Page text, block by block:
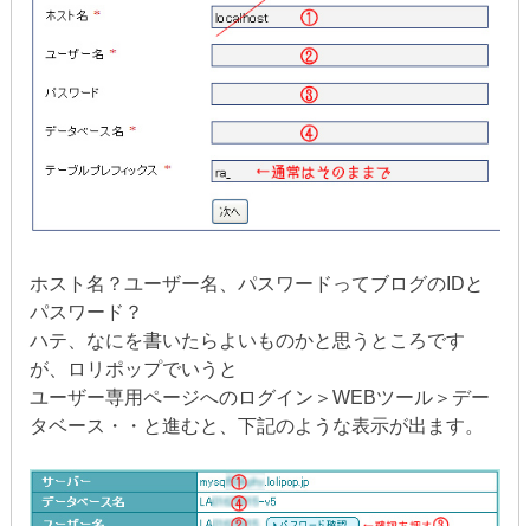
ホスト名？ユーザー名、パスワードってブログのIDと
パスワード？
ハテ、なにを書いたらよいものかと思うところです
が、ロリポップでいうと
ユーザー専用ページへのログイン＞WEBツール＞デー
タベース・・と進むと、下記のような表示が出ます。